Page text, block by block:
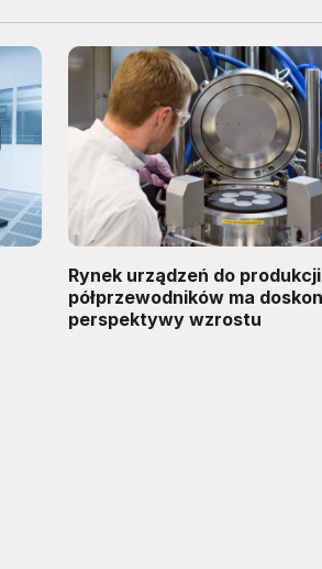
Rynek urządzeń do produkcji
półprzewodników ma
perspektywy wzrostu